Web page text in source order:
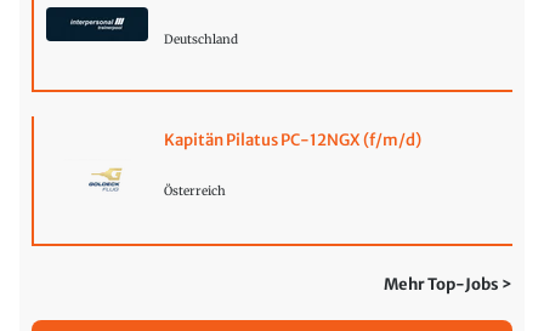
Deutschland
Kapitän Pilatus PC-12NGX (f/m/d)
Österreich
Mehr Top-Jobs >